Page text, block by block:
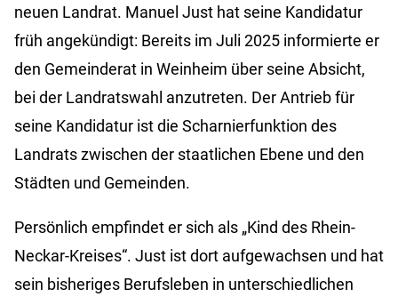
neuen Landrat. Manuel Just hat seine Kandidatur
früh angekündigt: Bereits im Juli 2025 informierte er
den Gemeinderat in Weinheim über seine Absicht,
bei der Landratswahl anzutreten. Der Antrieb für
seine Kandidatur ist die Scharnierfunktion des
Landrats zwischen der staatlichen Ebene und den
Städten und Gemeinden.
Persönlich empfindet er sich als „Kind des Rhein-
Neckar-Kreises“. Just ist dort aufgewachsen und hat
sein bisheriges Berufsleben in unterschiedlichen